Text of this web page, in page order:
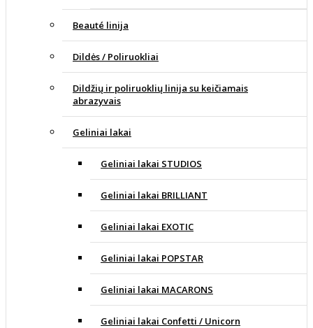
Beauté linija
Dildės / Poliruokliai
Dildžių ir poliruoklių linija su keičiamais
abrazyvais
Geliniai lakai
Geliniai lakai STUDIOS
Geliniai lakai BRILLIANT
Geliniai lakai EXOTIC
Geliniai lakai POPSTAR
Geliniai lakai MACARONS
Geliniai lakai Confetti / Unicorn